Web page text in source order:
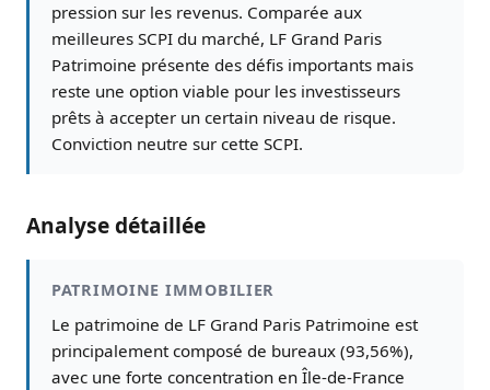
pression sur les revenus. Comparée aux
meilleures SCPI du marché, LF Grand Paris
Patrimoine présente des défis importants mais
reste une option viable pour les investisseurs
prêts à accepter un certain niveau de risque.
Conviction neutre sur cette SCPI.
Analyse détaillée
PATRIMOINE IMMOBILIER
Le patrimoine de LF Grand Paris Patrimoine est
principalement composé de bureaux (93,56%),
avec une forte concentration en Île-de-France